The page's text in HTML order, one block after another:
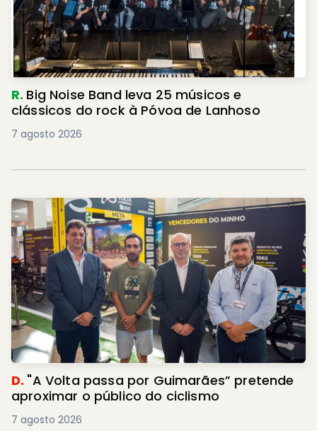
R. Big Noise Band leva 25 músicos e
clássicos do rock à Póvoa de Lanhoso
7 agosto 2026
D. "A Volta passa por Guimarães” pretende
aproximar o público do ciclismo
7 agosto 2026